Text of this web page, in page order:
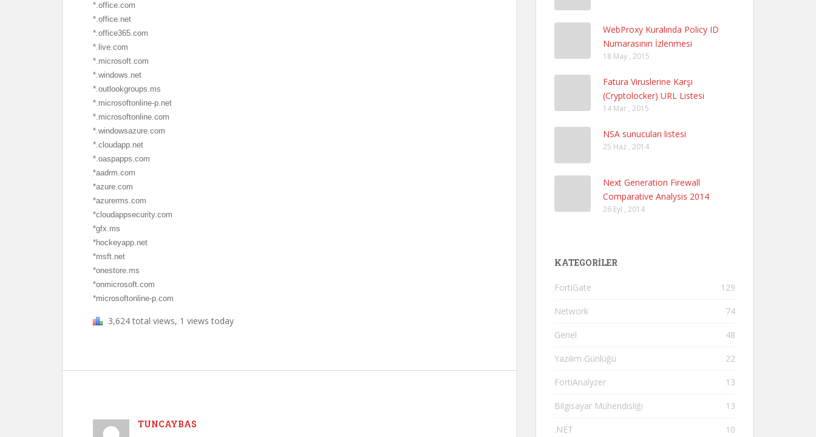
*.office.com
*.office.net
*.office365.com
*.live.com
*.microsoft.com
*.windows.net
*.outlookgroups.ms
*.microsoftonline-p.net
*.microsoftonline.com
*.windowsazure.com
*.cloudapp.net
*.oaspapps.com
*aadrm.com
*azure.com
*azurerms.com
*cloudappsecurity.com
*gfx.ms
*hockeyapp.net
*msft.net
*onestore.ms
*onmicrosoft.com
*microsoftonline-p.com
3,624 total views, 1 views today
TUNCAYBAS
WebProxy Kuralında Policy ID
Numarasının İzlenmesi
18 May , 2015
Fatura Viruslerine Karşı
(Cryptolocker) URL Listesi
14 Mar , 2015
NSA sunucuları listesi
25 Haz , 2014
Next Generation Firewall
Comparative Analysis 2014
26 Eyl , 2014
KATEGORILER
FortiGate 129
Network 74
Genel 48
Yazılım Günlüğü 22
FortiAnalyzer 13
Bilgisayar Mühendisliği 13
.NET 10